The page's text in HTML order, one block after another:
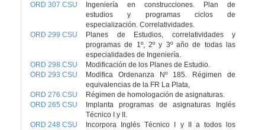
ORD 307 CSU
Ingeniería en construcciones. Plan de
estudios y programas ciclos de
especialización. Correlatividades.
ORD 299 CSU
Planes de Estudios, correlatividades y
programas de 1º, 2º y 3º año de todas las
especialidades de Ingeniería.
ORD 298 CSU
Modificación de los Planes de Estudio.
ORD 293 CSU
Modifica Ordenanza Nº 185. Régimen de
equivalencias de la FR La Plata,
ORD 276 CSU
Régimen de homologación de asignaturas.
ORD 265 CSU
Implanta programas de asignaturas Inglés
Técnico I y II.
ORD 248 CSU
Incorpora Inglés Técnico I y II a todos los